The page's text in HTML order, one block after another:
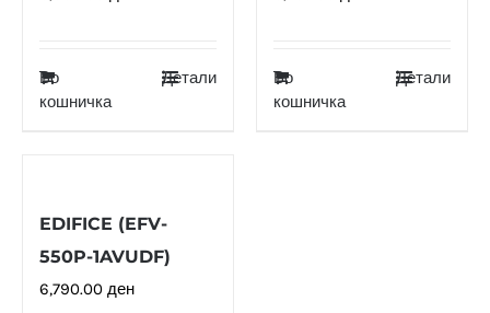
Во
кошничка
Детали
Во
кошничка
Детали
EDIFICE (EFV-
550P-1AVUDF)
6,790.00 ден